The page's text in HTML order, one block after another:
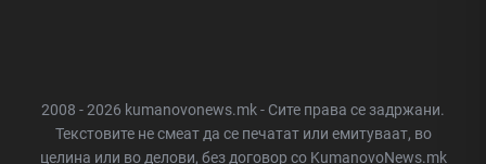
2008 - 2026 kumanovonews.mk - Сите права се задржани.
Текстовите не смеат да се печатат или емитуваат, во
целина или во делови, без договор со KumanovoNews.mk